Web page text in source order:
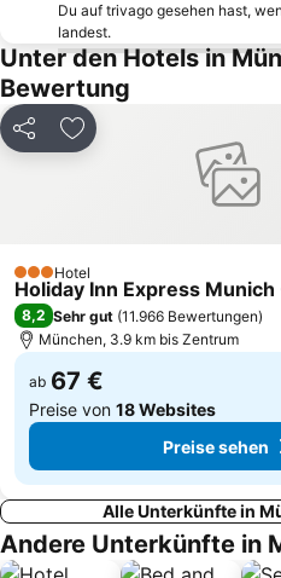
Maxvorstadt
Deutsches Theater München
BMW Welt
Bavaria Filmstadt
Kaltenberger Ritterturnier
Bavaria
Arabellapark Metro Station
Königsplatz
Du auf trivago gesehen hast,
landest.
Unter den Hotels in
Bewertung
Teilen Zu Favoriten hinzufügen
3 Sterne
Hotel
Holiday Inn Express
8,2 Sehr gut (11.966 Bewertungen)
München, 3.9 km bis Zentrum
ab 67 €
Preise von 18 Websites
Preise sehen
Alle Unterkünfte in
Andere Unterkünfte in